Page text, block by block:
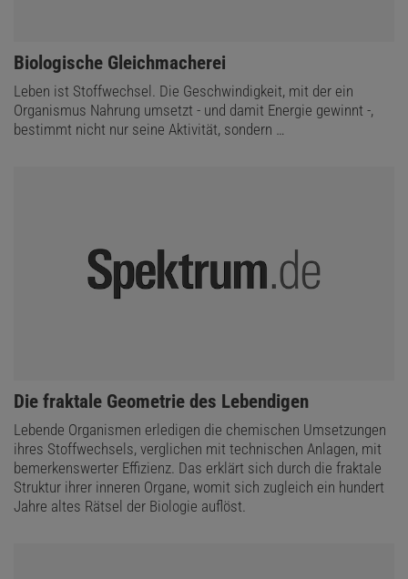
:
Biologische Gleichmacherei
Leben ist Stoffwechsel. Die Geschwindigkeit, mit der ein
Organismus Nahrung umsetzt - und damit Energie gewinnt -,
bestimmt nicht nur seine Aktivität, sondern …
:
Die fraktale Geometrie des Lebendigen
Lebende Organismen erledigen die chemischen Umsetzungen
ihres Stoffwechsels, verglichen mit technischen Anlagen, mit
bemerkenswerter Effizienz. Das erklärt sich durch die fraktale
Struktur ihrer inneren Organe, womit sich zugleich ein hundert
Jahre altes Rätsel der Biologie auflöst.